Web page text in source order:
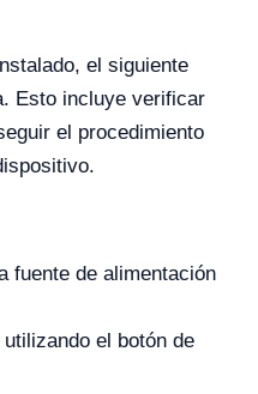
el siguiente
Esto incluye verificar
el procedimiento
fuente de alimentación
el botón de